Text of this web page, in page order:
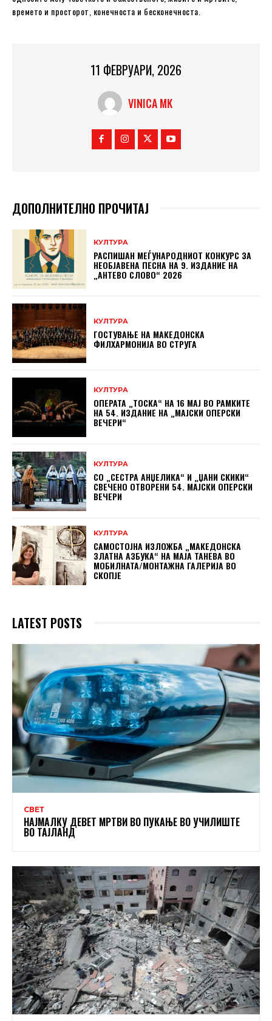
времето и просторот, конечноста и бесконечноста.
11 ФЕВРУАРИ, 2026
VINICA MK
ДОПОЛНИТЕЛНО ПРОЧИТАЈ
КУЛТУРА
РАСПИШАН МЕЃУНАРОДНИОТ КОНКУРС ЗА
НЕОБЈАВЕНА ПЕСНА НА 9. ИЗДАНИЕ НА
„АНТЕВО СЛОВО“ 2026
КУЛТУРА
ГОСТУВАЊЕ НА МАКЕДОНСКА
ФИЛХАРМОНИЈА ВО СТРУГА
КУЛТУРА
ОПЕРАТА „ТОСКА“ НА 16 МАЈ ВО РАМКИТЕ
НА 54. ИЗДАНИЕ НА „МАЈСКИ ОПЕРСКИ
ВЕЧЕРИ“
КУЛТУРА
СО „СЕСТРА АНЏЕЛИКА“ И „ЏАНИ СКИКИ“
СВЕЧЕНО ОТВОРЕНИ 54. МАЈСКИ ОПЕРСКИ
ВЕЧЕРИ
КУЛТУРА
САМОСТОЈНА ИЗЛОЖБА „МАКЕДОНСКА
ЗЛАТНА АЗБУКА“ НА МAЈА ТАНЕВА ВО
МОБИЛНАТА/МОНТАЖНА ГАЛЕРИЈА ВО
СКОПЈЕ
LATEST POSTS
СВЕТ
НАЈМАЛКУ ДЕВЕТ МРТВИ ВО ПУКАЊЕ ВО УЧИЛИШТЕ
ВО ТАЈЛАНД